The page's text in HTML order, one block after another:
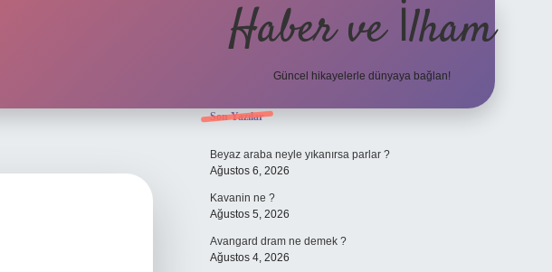
Haber ve İlham
Güncel hikayelerle dünyaya bağlan!
Sidebar
Son Yazılar
Beyaz araba neyle yıkanırsa parlar ?
Ağustos 6, 2026
Kavanin ne ?
Ağustos 5, 2026
Avangard dram ne demek ?
Ağustos 4, 2026